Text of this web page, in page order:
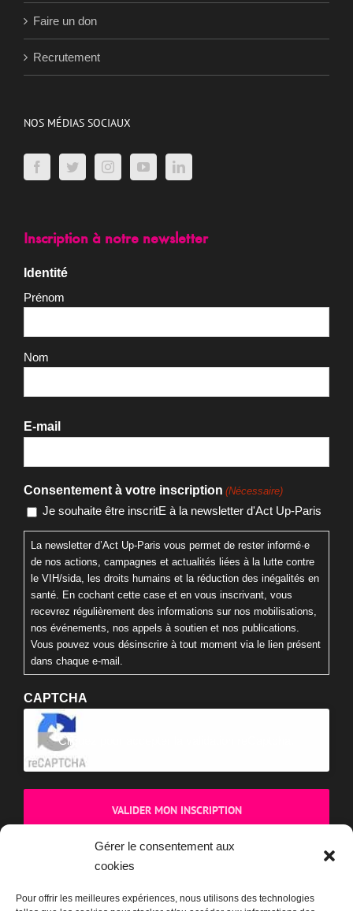
Gérer le consentement aux
cookies
Pour offrir les meilleures expériences, nous utilisons des technologies
Faire un don
Recrutement
NOS MÉDIAS SOCIAUX
Inscription à notre newsletter
Identité
Prénom
Nom
E-mail
Consentement à votre inscription (Nécessaire)
Je souhaite être inscritE à la newsletter d'Act Up-Paris
La newsletter d’Act Up-Paris vous permet de rester informé·e
de nos actions, campagnes et actualités liées à la lutte contre
le VIH/sida, les droits humains et la réduction des inégalités en
santé. En cochant cette case et en vous inscrivant, vous
recevrez régulièrement des informations sur nos mobilisations,
nos événements, nos appels à soutien et nos publications.
Vous pouvez vous désinscrire à tout moment via le lien présent
dans chaque e-mail.
CAPTCHA
Cliquez pour accepter la validation reCaptcha.
BOUTIQUE